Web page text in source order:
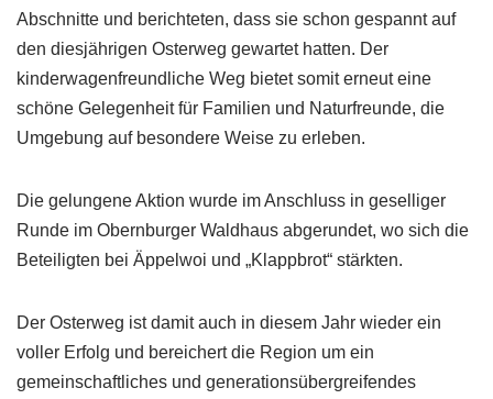
Abschnitte und berichteten, dass sie schon gespannt auf
den diesjährigen Osterweg gewartet hatten. Der
kinderwagenfreundliche Weg bietet somit erneut eine
schöne Gelegenheit für Familien und Naturfreunde, die
Umgebung auf besondere Weise zu erleben.
Die gelungene Aktion wurde im Anschluss in geselliger
Runde im Obernburger Waldhaus abgerundet, wo sich die
Beteiligten bei Äppelwoi und „Klappbrot“ stärkten.
Der Osterweg ist damit auch in diesem Jahr wieder ein
voller Erfolg und bereichert die Region um ein
gemeinschaftliches und generationsübergreifendes